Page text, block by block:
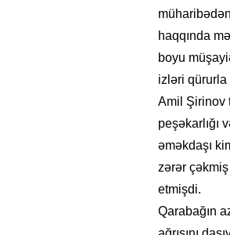
haqqında
boyu
izləri qürurla
Amil Şirinov
peşəkarlığı
əməkdaşı
zərər çəkmiş
etmişdi.
Qarabağın